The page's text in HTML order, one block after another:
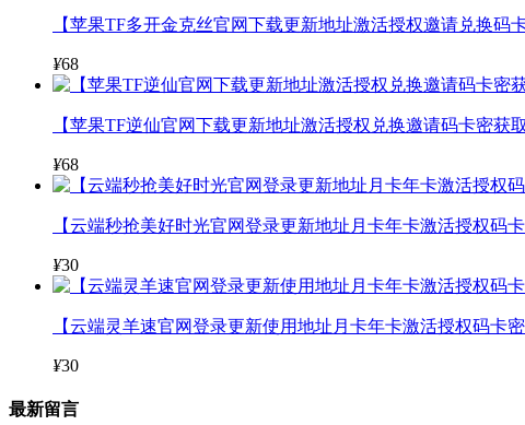
【苹果TF多开金克丝官网下载更新地址激活授权邀请兑换
¥68
【苹果TF逆仙官网下载更新地址激活授权兑换邀请码卡密
¥68
【云端秒抢美好时光官网登录更新地址月卡年卡激活授权码
¥30
【云端灵羊速官网登录更新使用地址月卡年卡激活授权码
¥30
最新留言